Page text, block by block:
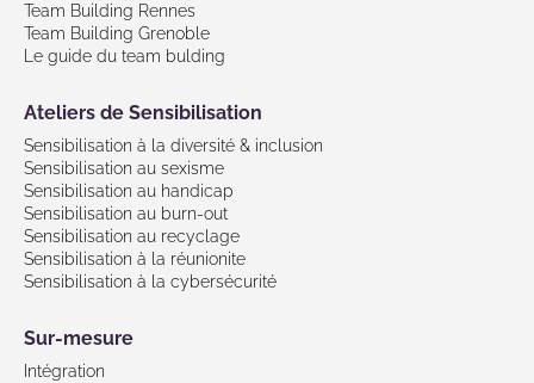
Team Building Rennes
Team Building Grenoble
Le guide du team bulding
Ateliers de Sensibilisation
Sensibilisation à la diversité & inclusion
Sensibilisation au sexisme
Sensibilisation au handicap
Sensibilisation au burn-out
Sensibilisation au recyclage
Sensibilisation à la réunionite
Sensibilisation à la cybersécurité
Sur-mesure
Intégration